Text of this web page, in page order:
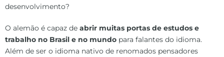
desenvolvimento?
O alemão é capaz de abrir muitas portas de estudos e
trabalho no Brasil e no mundo para falantes do idioma.
Além de ser o idioma nativo de renomados pensadores